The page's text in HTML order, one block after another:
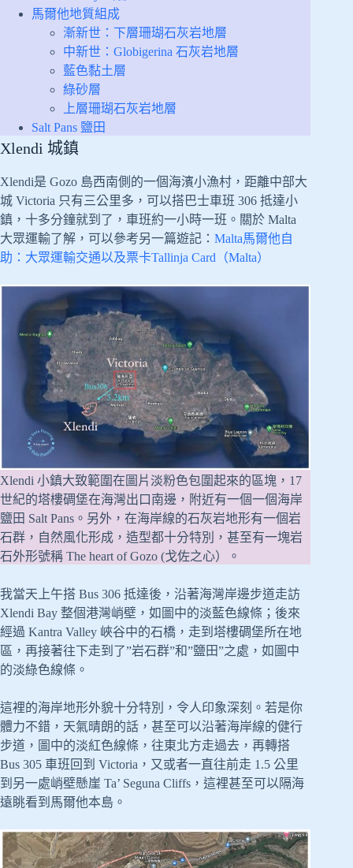
馬爾他地質組成
漸新世：下層珊瑚石灰岩地層
中新世：Globigerina 石灰岩地層
藍色黏土層
綠砂層
上層珊瑚石灰岩地層
Salt Pans 鹽田
Xlendi 城鎮
Xlendi是 Gozo 島西南側的一個海濱小漁村，距離中部大
城 Victoria 只有三公里多，可以搭巴士車班 306 抵達小
鎮，十多分鐘就到了，車班約一小時一班。關於 Malta
大眾運輸了解，可以參考另一篇遊記： Malta馬爾他自
助：大眾運輸交通以及票卡Tallinja Card（Malta）
Xlendi 小鎮大致範圍在圖片淡粉色包圍起來的區塊，17
世紀的塔樓碉堡在海灣出口南邊，附近有一個一個海岸
鹽田 Salt Pans。另外，在海岸線的石灰岩地形有一個岩
石群，自然風化形成，造型都十分特別，甚至有一塊岩
石外形號稱 The heart of Gozo (戈佐之心）。
我當天上午搭 Bus 306 抵達後，沿著海灣岸邊步道走訪
Xlendi Bay 整個港灣峭壁，如圖中的淡藍色線條；後來
經過 Kantra Valley 峽谷中的石橋，走到塔樓碉堡所在地
區，再接著往下走到了”岩石群”和”鹽田”之處，如圖中
的淡綠色線條。
這裡的海岸地形外貌十分特別，令人印象深刻。若是你
體力不錯，天氣晴朗的話，甚至可以沿著海岸線的健行
步道，圖中的淡紅色線條，往東北方走過去，再轉搭
Bus 305 車班回到 Victoria，又或者一直往前走 1.5 公里
到另一處峭壁懸崖 Ta’ Seguna Cliffs，這裡甚至可以隔海
遠眺看到馬爾他本島。